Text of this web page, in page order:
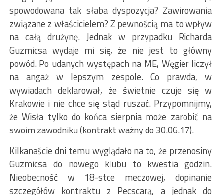
spowodowana tak słaba dyspozycja? Zawirowania
związane z właścicielem? Z pewnością ma to wpływ
na całą drużynę. Jednak w przypadku Richarda
Guzmicsa wydaje mi się, że nie jest to główny
powód. Po udanych występach na ME, Węgier liczył
na angaż w lepszym zespole. Co prawda, w
wywiadach deklarował, że świetnie czuje się w
Krakowie i nie chce się stąd ruszać. Przypomnijmy,
że Wisła tylko do końca sierpnia może zarobić na
swoim zawodniku (kontrakt ważny do 30.06.17).
Kilkanaście dni temu wyglądało na to, że przenosiny
Guzmicsa do nowego klubu to kwestia godzin.
Nieobecność w 18-stce meczowej, dopinanie
szczegółów kontraktu z Pecscarą, a jednak do